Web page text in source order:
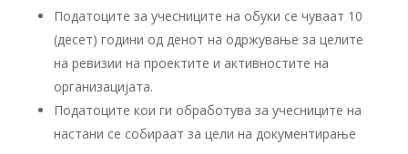
Податоците за учесниците на обуки се чуваат 10
(десет) години од денот на одржување за целите
на ревизии на проектите и активностите на
организацијата.
Податоците кои ги обработува за учесниците на
настани се собираат за цели на документирање